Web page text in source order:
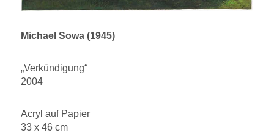
Michael Sowa (1945)
„Verkündigung“
2004
Acryl auf Papier
33 x 46 cm